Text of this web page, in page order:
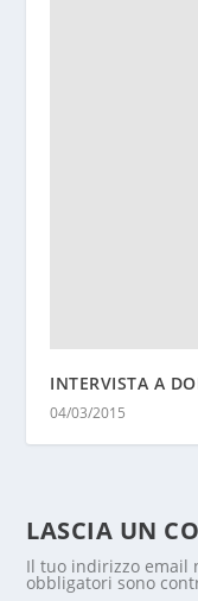
INTERVISTA A
04/03/2015
LASCIA UN
Il tuo indirizzo email
obbligatori sono